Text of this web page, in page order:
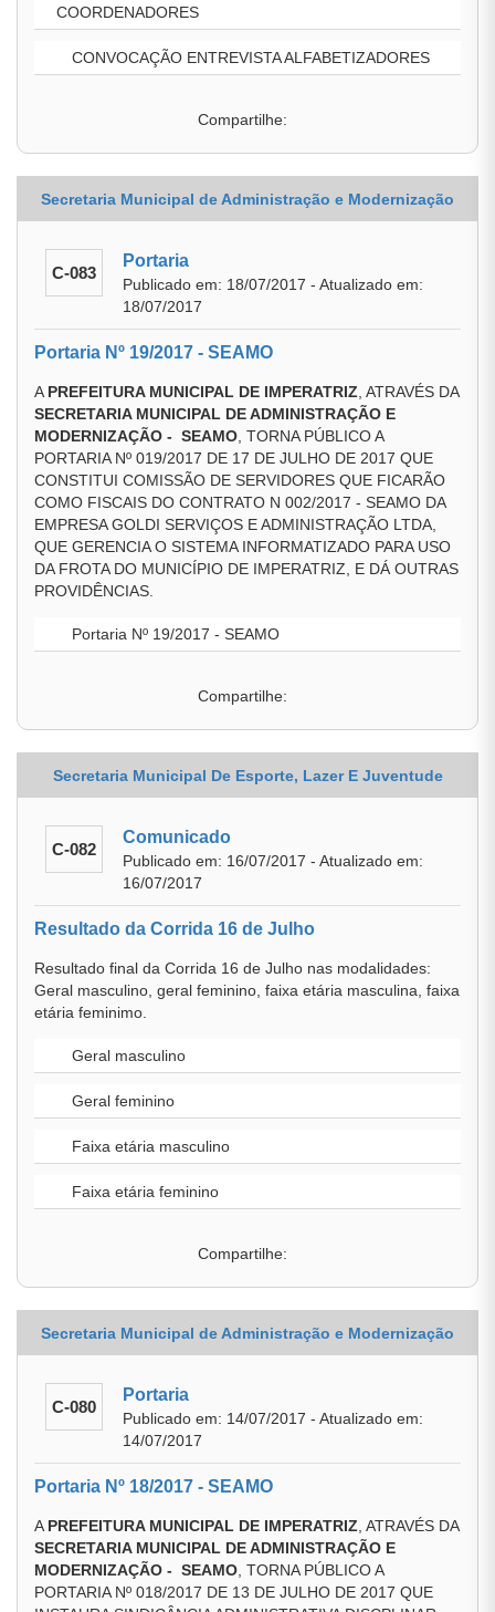
COORDENADORES
CONVOCAÇÃO ENTREVISTA ALFABETIZADORES
Compartilhe:
Secretaria Municipal de Administração e Modernização
C-083
Portaria
Publicado em: 18/07/2017 - Atualizado em:
18/07/2017
Portaria Nº 19/2017 - SEAMO
A PREFEITURA MUNICIPAL DE IMPERATRIZ , ATRAVÉS DA
SECRETARIA MUNICIPAL DE ADMINISTRAÇÃO E
MODERNIZAÇÃO - SEAMO , TORNA PÚBLICO A
PORTARIA Nº 019/2017 DE 17 DE JULHO DE 2017 QUE
CONSTITUI COMISSÃO DE SERVIDORES QUE FICARÃO
COMO FISCAIS DO CONTRATO N 002/2017 - SEAMO DA
EMPRESA GOLDI SERVIÇOS E ADMINISTRAÇÃO LTDA,
QUE GERENCIA O SISTEMA INFORMATIZADO PARA USO
DA FROTA DO MUNICÍPIO DE IMPERATRIZ, E DÁ OUTRAS
PROVIDÊNCIAS.
Portaria Nº 19/2017 - SEAMO
Compartilhe:
Secretaria Municipal De Esporte, Lazer E Juventude
C-082
Comunicado
Publicado em: 16/07/2017 - Atualizado em:
16/07/2017
Resultado da Corrida 16 de Julho
Resultado final da Corrida 16 de Julho nas modalidades:
Geral masculino, geral feminino, faixa etária masculina, faixa
etária feminimo.
Geral masculino
Geral feminino
Faixa etária masculino
Faixa etária feminino
Compartilhe:
Secretaria Municipal de Administração e Modernização
C-080
Portaria
Publicado em: 14/07/2017 - Atualizado em:
14/07/2017
Portaria Nº 18/2017 - SEAMO
A PREFEITURA MUNICIPAL DE IMPERATRIZ , ATRAVÉS DA
SECRETARIA MUNICIPAL DE ADMINISTRAÇÃO E
MODERNIZAÇÃO - SEAMO , TORNA PÚBLICO A
PORTARIA Nº 018/2017 DE 13 DE JULHO DE 2017 QUE